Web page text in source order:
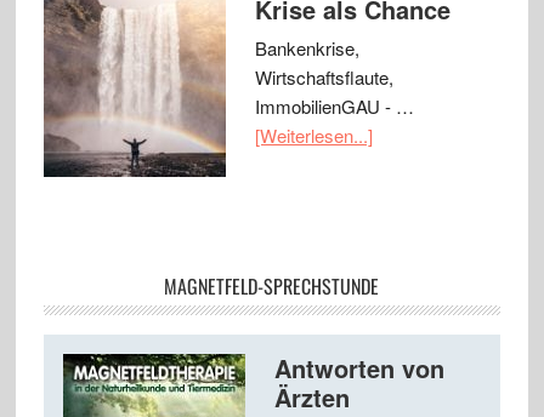
Krise als Chance
Bankenkrise,
Wirtschaftsflaute,
ImmobilienGAU - …
[Weiterlesen...]
MAGNETFELD-SPRECHSTUNDE
Antworten von
Ärzten